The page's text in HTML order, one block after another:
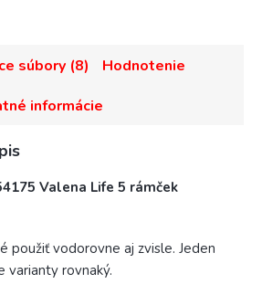
súbory (8)
Hodnotenie
informácie
Valena Life 5 rámček
použiť vodorovne aj zvisle. Jeden
varianty rovnaký.